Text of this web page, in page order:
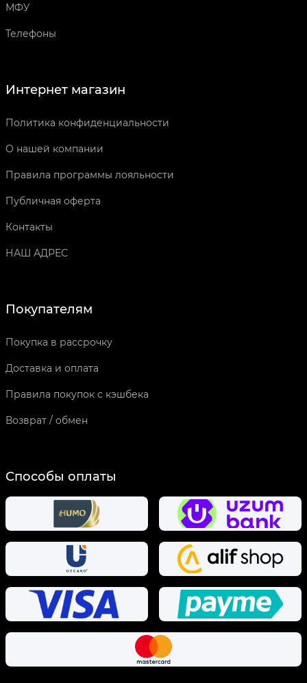
МФУ
Телефоны
Интернет магазин
Политика конфиденциальности
О нашей компании
Правила программы лояльности
Публичная оферта
Контакты
НАШ АДРЕС
Покупателям
Покупка в рассрочку
Доставка и оплата
Правила покупок с кэшбека
Возврат / обмен
Способы оплаты